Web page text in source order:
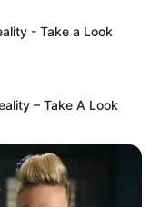
in
für weltweite
Reiseberichte
- Take a Look
– Take A Look